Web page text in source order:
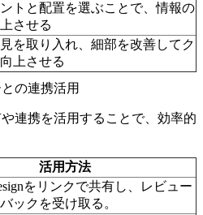
トと配置を選ぶことで、情報の
させる
を取り入れ、細部を改善してク
上させる
の連携活用
連携を活用することで、効率的
活用方法
をリンクで共有し、レビュー
ックを受け取る。